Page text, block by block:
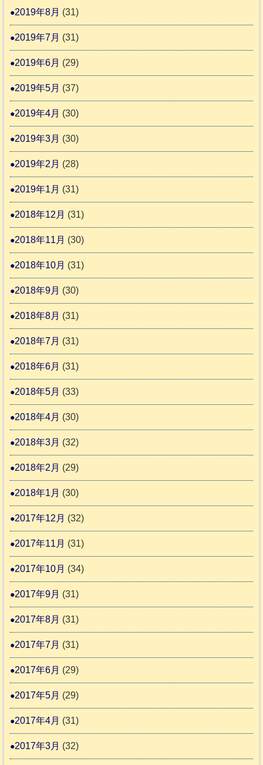
2019年8月 (31)
2019年7月 (31)
2019年6月 (29)
2019年5月 (37)
2019年4月 (30)
2019年3月 (30)
2019年2月 (28)
2019年1月 (31)
2018年12月 (31)
2018年11月 (30)
2018年10月 (31)
2018年9月 (30)
2018年8月 (31)
2018年7月 (31)
2018年6月 (31)
2018年5月 (33)
2018年4月 (30)
2018年3月 (32)
2018年2月 (29)
2018年1月 (30)
2017年12月 (32)
2017年11月 (31)
2017年10月 (34)
2017年9月 (31)
2017年8月 (31)
2017年7月 (31)
2017年6月 (29)
2017年5月 (29)
2017年4月 (31)
2017年3月 (32)